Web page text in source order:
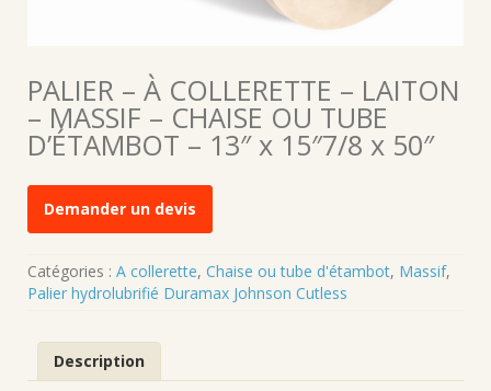
PALIER – À COLLERETTE – LAITON
– MASSIF – CHAISE OU TUBE
D’ÉTAMBOT – 13″ x 15″7/8 x 50″
Demander un devis
Catégories : A collerette, Chaise ou tube d'étambot, Massif,
Palier hydrolubrifié Duramax Johnson Cutless
Description